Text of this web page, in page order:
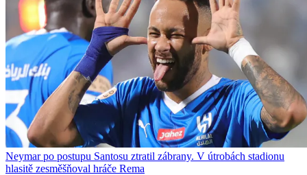
Neymar po postupu Santosu ztratil zábrany. V útrobách stadionu
hlasitě zesměšňoval hráče Rema